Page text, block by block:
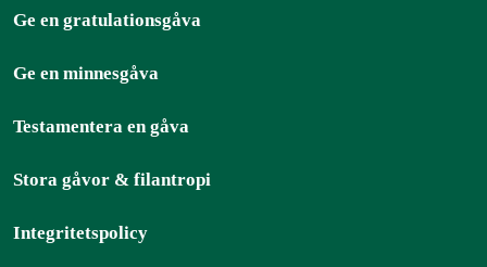
Ge en gratulationsgåva
Ge en minnesgåva
Testamentera en gåva
Stora gåvor & filantropi
Integritetspolicy